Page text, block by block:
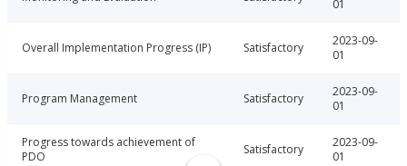
01
Overall Implementation Progress (IP) Satisfactory
2023-09-
01
Program Management Satisfactory
2023-09-
01
Progress towards achievement of
PDO
Satisfactory
2023-09-
01